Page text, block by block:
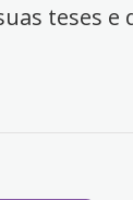
teses